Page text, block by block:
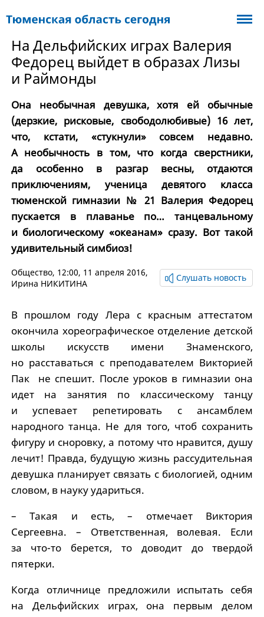
На Дельфийских играх Валерия
Федорец выйдет в образах Лизы
и Раймонды
Она необычная девушка, хотя ей обычные
(дерзкие, рисковые, свободолюбивые) 16 лет,
что, кстати, «стукнули» совсем недавно.
А необычность в том, что когда сверстники,
да особенно в разгар весны, отдаются
приключениям, ученица девятого класса
тюменской гимназии № 21 Валерия Федорец
пускается в плаванье по… танцевальному
и биологическому «океанам» сразу. Вот такой
удивительный симбиоз!
Общество, 12:00, 11 апреля 2016,
Ирина НИКИТИНА
Слушать новость
В прошлом году Лера с красным аттестатом
окончила хореографическое отделение детской
школы искусств имени Знаменского,
но расставаться с преподавателем Викторией
Пак не спешит. После уроков в гимназии она
идет на занятия по классическому танцу
и успевает репетировать с ансамблем
народного танца. Не для того, чтоб сохранить
фигуру и сноровку, а потому что нравится, душу
лечит! Правда, будущую жизнь рассудительная
девушка планирует связать с биологией, одним
словом, в науку удариться.
– Такая и есть, – отмечает Виктория
Сергеевна. – Ответственная, волевая. Если
за что-то берется, то доводит до твердой
пятерки.
Когда отличнице предложили испытать себя
на Дельфийских играх, она первым делом